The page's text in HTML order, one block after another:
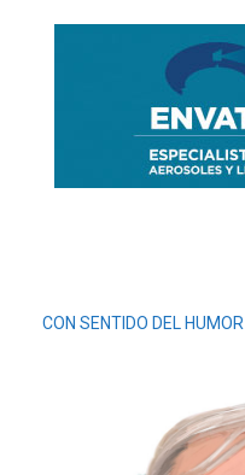
CON SENTIDO DEL HUMOR